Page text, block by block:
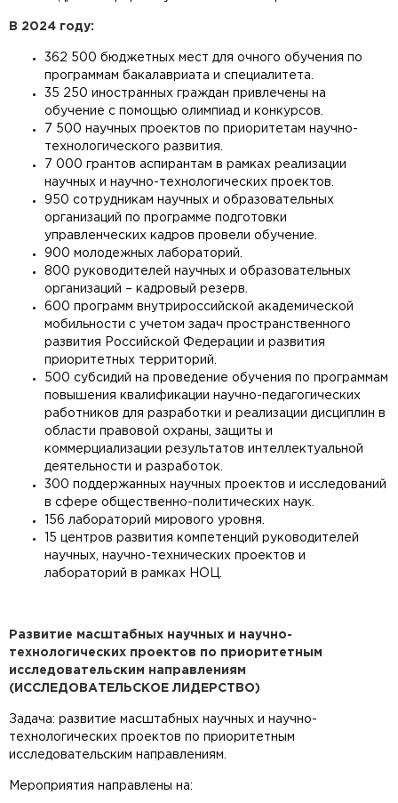
В 2024 году:
362 500 бюджетных мест для очного обучения по
программам бакалавриата и специалитета.
35 250 иностранных граждан привлечены на
обучение с помощью олимпиад и конкурсов.
7 500 научных проектов по приоритетам научно-
технологического развития.
7 000 грантов аспирантам в рамках реализации
научных и научно-технологических проектов.
950 сотрудникам научных и образовательных
организаций по программе подготовки
управленческих кадров провели обучение.
900 молодежных лабораторий.
800 руководителей научных и образовательных
организаций – кадровый резерв.
600 программ внутрироссийской академической
мобильности с учетом задач пространственного
развития Российской Федерации и развития
приоритетных территорий.
500 субсидий на проведение обучения по программам
повышения квалификации научно-педагогических
работников для разработки и реализации дисциплин в
области правовой охраны, защиты и
коммерциализации результатов интеллектуальной
деятельности и разработок.
300 поддержанных научных проектов и исследований
в сфере общественно-политических наук.
156 лабораторий мирового уровня.
15 центров развития компетенций руководителей
научных, научно-технических проектов и
лабораторий в рамках НОЦ.
Развитие масштабных научных и научно-
технологических проектов по приоритетным
исследовательским направлениям
(ИССЛЕДОВАТЕЛЬСКОЕ ЛИДЕРСТВО)
Задача: развитие масштабных научных и научно-
технологических проектов по приоритетным
исследовательским направлениям.
Мероприятия направлены на: